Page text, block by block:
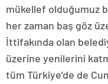
mükellef olduğumuz
her zaman baş göz
İttifakında olan
üzerine yenilerini
tüm Türkiye’de de